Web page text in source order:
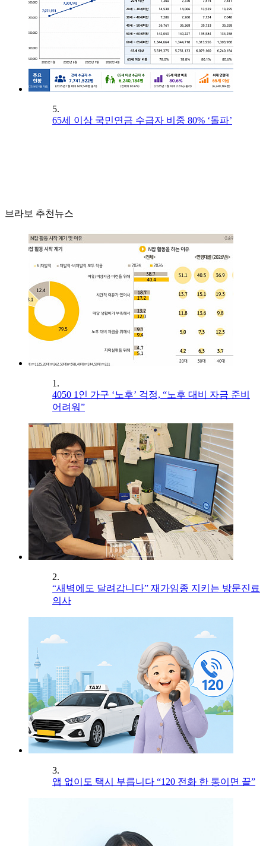
5.
65세 이상 국민연금 수급자 비중 80% ‘돌파’
브라보 추천뉴스
1.
4050 1인 가구 ‘노후’ 걱정, “노후 대비 자금 준비
어려워”
2.
“새벽에도 달려갑니다” 재가임종 지키는 방문진료
의사
3.
앱 없이도 택시 부릅니다 “120 전화 한 통이면 끝”